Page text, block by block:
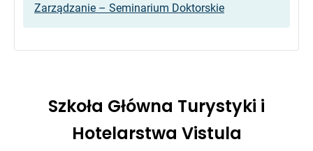
Zarządzanie – Seminarium Doktorskie
Szkoła Główna Turystyki i
Hotelarstwa Vistula